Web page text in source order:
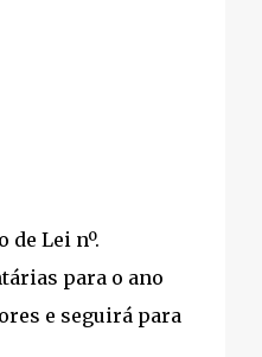
de Lei nº.
para o ano
e seguirá para